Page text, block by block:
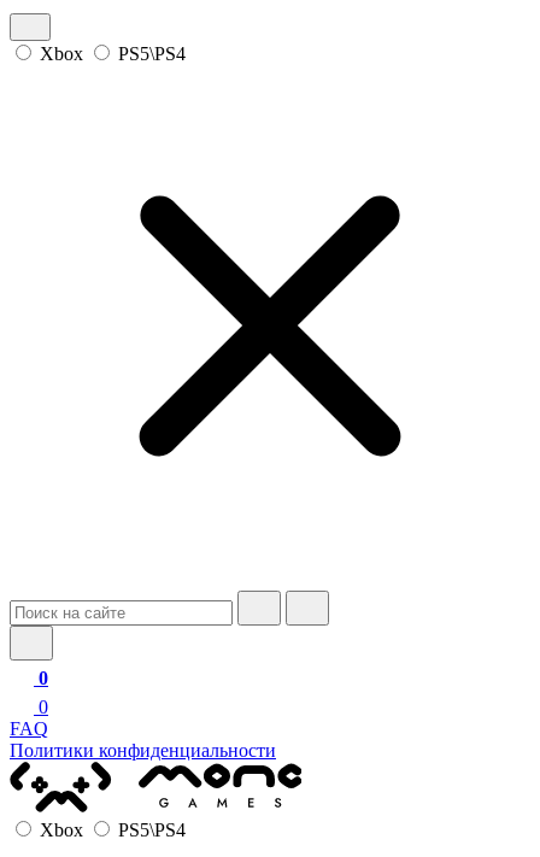
Xbox PS5\PS4
0
0
FAQ
Политики конфиденциальности
Xbox PS5\PS4